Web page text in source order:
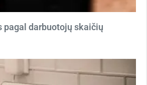
pagal darbuotojų skaičių